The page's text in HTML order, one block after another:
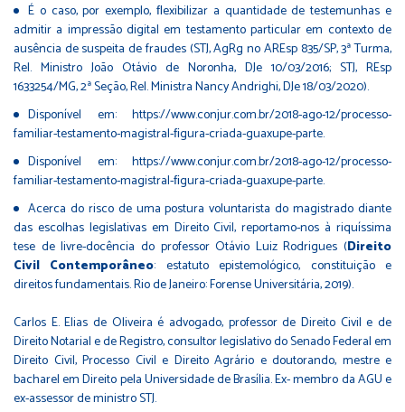
É o caso, por exemplo, ﬂexibilizar a quantidade de testemunhas e
admitir a impressão digital em testamento particular em contexto de
ausência de suspeita de fraudes (STJ, AgRg no AREsp 835/SP, 3ª Turma,
Rel. Ministro João Otávio de Noronha, DJe 10/03/2016; STJ, REsp
1633254/MG, 2ª Seção, Rel. Ministra Nancy Andrighi, DJe 18/03/2020).
Disponível em: https://www.conjur.com.br/2018-ago-12/processo-
familiar-testamento-magistral-ﬁgura-criada-guaxupe-parte.
Disponível em: https://www.conjur.com.br/2018-ago-12/processo-
familiar-testamento-magistral-ﬁgura-criada-guaxupe-parte.
Acerca do risco de uma postura voluntarista do magistrado diante
das escolhas legislativas em Direito Civil, reportamo-nos à riquíssima
tese de livre-docência do professor Otávio Luiz Rodrigues (Direito
Civil Contemporâneo: estatuto epistemológico, constituição e
direitos fundamentais. Rio de Janeiro: Forense Universitária, 2019).
Carlos E. Elias de Oliveira é advogado, professor de Direito Civil e de
Direito Notarial e de Registro, consultor legislativo do Senado Federal em
Direito Civil, Processo Civil e Direito Agrário e doutorando, mestre e
bacharel em Direito pela Universidade de Brasília. Ex- membro da AGU e
ex-assessor de ministro STJ.